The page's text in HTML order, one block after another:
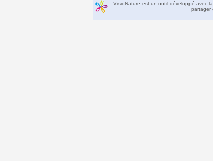
VisioNature est un outil développé avec
partager